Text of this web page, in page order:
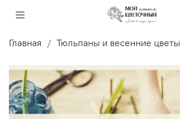
Главная Тюльпаны и весенние цветы